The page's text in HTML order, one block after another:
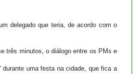
delegado que teria, de acordo com o
três minutos, o diálogo entre os PMs e
durante uma festa na cidade, que fica a